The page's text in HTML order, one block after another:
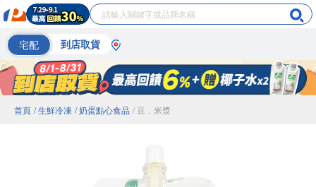
宅配 到店取貨
首頁 / 生鮮冷凍 / 奶蛋點心食品 / 豆．米漿